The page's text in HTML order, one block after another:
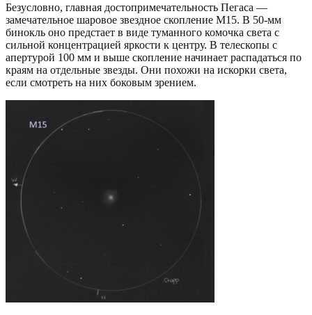
Безусловно, главная достопримечательность Пегаса —
замечательное шаровое звездное скопление М15. В 50-мм
бинокль оно предстает в виде туманного комочка света с
сильной концентрацией яркости к центру. В телескопы с
апертурой 100 мм и выше скопление начинает распадаться по
краям на отдельные звезды. Они похожи на искорки света,
если смотреть на них боковым зрением.